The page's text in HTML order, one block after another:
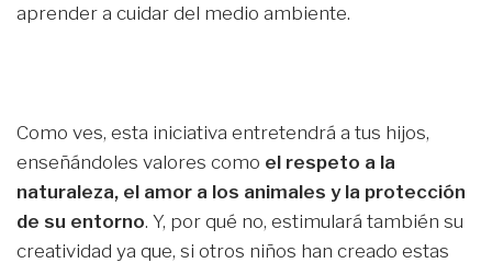
aprender a cuidar del medio ambiente.
Como ves, esta iniciativa entretendrá a tus hijos,
enseñándoles valores como el respeto a la
naturaleza, el amor a los animales y la protección
de su entorno. Y, por qué no, estimulará también su
creatividad ya que, si otros niños han creado estas